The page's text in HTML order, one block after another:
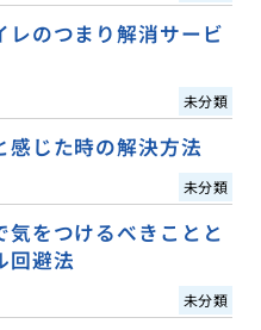
レのつまり解消サービ
未分類
感じた時の解決方法
未分類
をつけるべきことと
回避法
未分類